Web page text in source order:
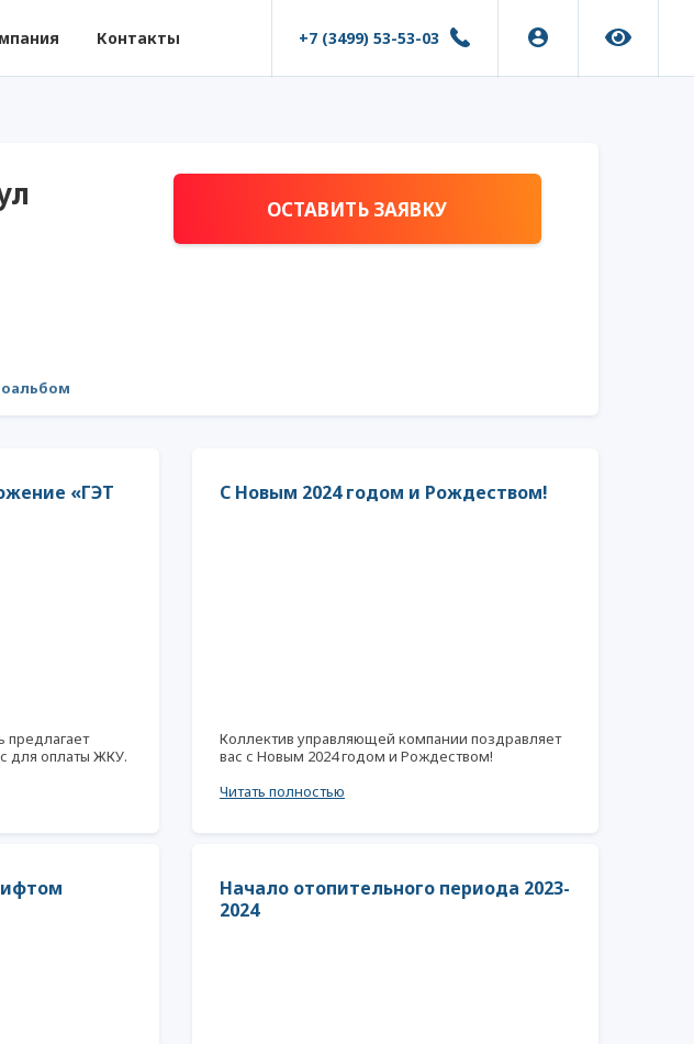
Контакты +7 (3499) 53-53-03
ОСТАВИТЬ ЗАЯВКУ
«ГЭТ
предлагает
для оплаты ЖКУ.
С Новым 2024 годом и Рождеством!
Коллектив управляющей компании поздравляет
вас с Новым 2024 годом и Рождеством!
Читать полностью
Начало отопительного периода 2023-
2024